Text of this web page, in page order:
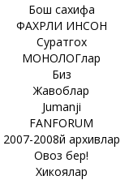
Бош сахифа
ФАХРЛИ ИНСОН
Суратгох
МОНОЛОГлар
Биз
Жавоблар
Jumanji
FANFORUM
2007-2008й архивлар
Овоз бер!
Хикоялар